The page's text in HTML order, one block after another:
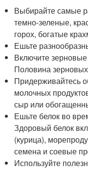
Выбирайте самые
темно-зеленые,
горох, богатые
Ешьте
Включите
Половина
Придерживайтесь
молочных
сыр или
Ешьте белок во
Здоровый белок
(курица),
семена и соевые
Используйте